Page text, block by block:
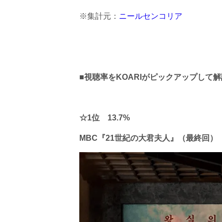
※集計元： ニールセンコリア
■視聴率をKOARIがピックアップして
☆1位 13.7%
MBC『21世紀の大君夫人』（最終回）